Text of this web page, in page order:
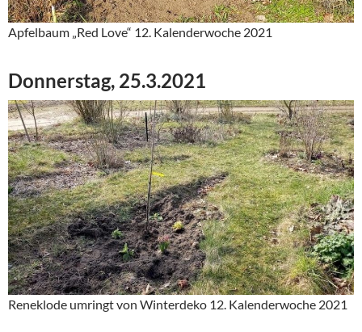
Apfelbaum „Red Love“ 12. Kalenderwoche 2021
Donnerstag, 25.3.2021
Reneklode umringt von Winterdeko 12. Kalenderwoche 2021